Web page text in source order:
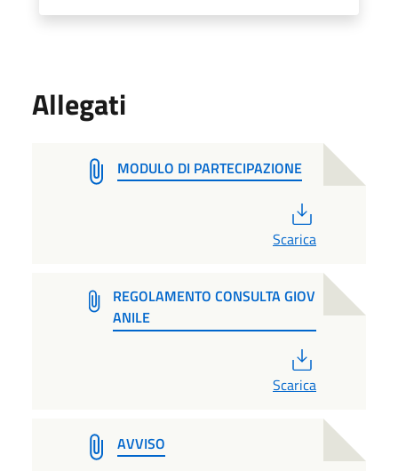
Allegati
MODULO DI PARTECIPAZIONE
Scarica
REGOLAMENTO CONSULTA GIOV
ANILE
Scarica
AVVISO